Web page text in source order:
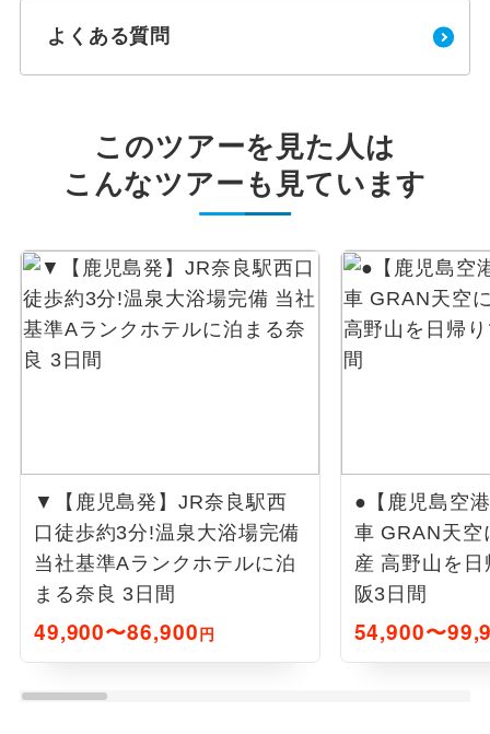
よくある質問
このツアーを見た人は
こんなツアーも見ています
▼【鹿児島発】JR奈良駅西
口徒歩約3分!温泉大浴場完備
当社基準Aランクホテルに泊
まる奈良 3日間
49,900〜86,900円
●【鹿児島空
車 GRAN天空
産 高野山を
阪3日間
54,900〜